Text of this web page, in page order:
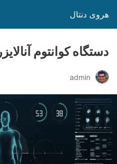
هروی دنتال
دستگاه کوانتوم
admin